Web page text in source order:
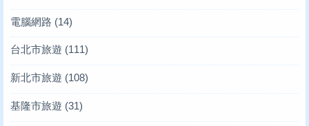
電腦網路 (14)
台北市旅遊 (111)
新北市旅遊 (108)
基隆市旅遊 (31)